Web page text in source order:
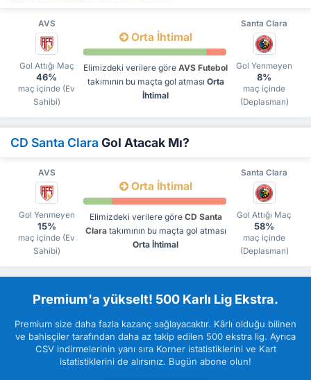
AVS Santa Clara
Gol Attığı Maç
46%
maç içinde (Ev
Sahibi)
Orta İhtimal
Elimizdeki verilere göre AVS Futebol
takımının bu maçta gol atması Orta
İhtimal
Gol Yenmeyen
8%
maç içinde
(Deplasman)
CD Santa Clara Gol Atacak Mı?
AVS Santa Clara
Gol Yenmeyen
15%
maç içinde (Ev
Sahibi)
Orta İhtimal
Elimizdeki verilere göre CD Santa
Clara takımının bu maçta gol atması
Orta İhtimal
Gol Attığı Maç
58%
maç içinde
(Deplasman)
Premium'a yükselt! 500 Karlı Lig Ekstra.
Premium size daha fazla kazanç sağlayacaktır. Kârlı olduğu bilinen
ve bahisçiler tarafından daha az takip edilen 500 ekstra lig. Ayrıca
CSV indirmelerinin yanı sıra Korner istatistiklerini ve Kart
istatistiklerini de alırsınız. Bugün abone olun!